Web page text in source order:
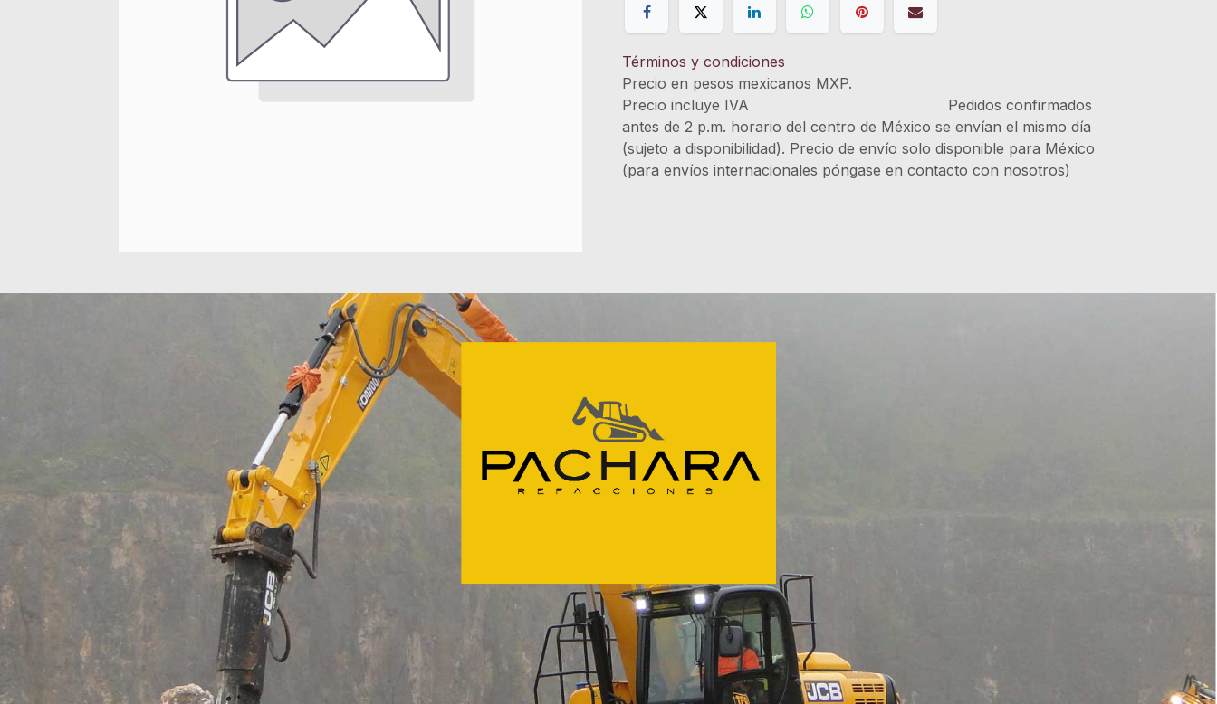
Términos y condiciones
Precio en pesos mexicanos MXP.
Precio incluye IVA Pedidos confirmados
antes de 2 p.m. horario del centro de México se envían el mismo día
(sujeto a disponibilidad). Precio de envío solo disponible para México
(para envíos internacionales póngase en contacto con nosotros)